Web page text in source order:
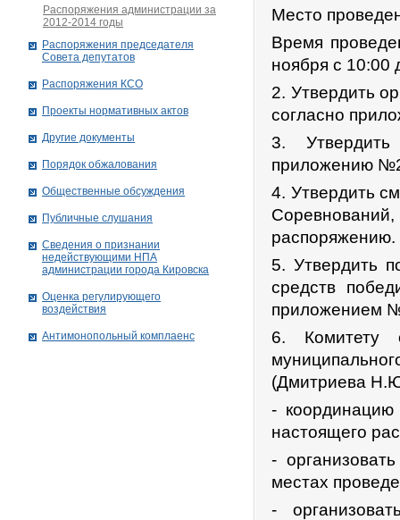
Место
Время
ноября с 10:00
2. Утвердить
согласно
3. Утвердить
приложению
4. Утвердить
распоряжению.
5. Утвердить
средств
приложением
6. Комитету
(Дмитриева
-
настоящего
-
местах
-
Распоряжения администрации за
2012-2014 годы
Распоряжения председателя
Совета депутатов
Распоряжения КСО
Проекты нормативных актов
Другие документы
Порядок обжалования
Общественные обсуждения
Публичные слушания
Сведения о признании
недействующими НПА
администрации города Кировскa
Оценка регулирующего
воздействия
Антимонопольный комплаенс